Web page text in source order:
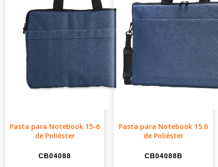
Pasta para Notebook 15-6
de Poliéster
CB04088
Pasta para Notebook 15.6
de Poliéster
CB04088B